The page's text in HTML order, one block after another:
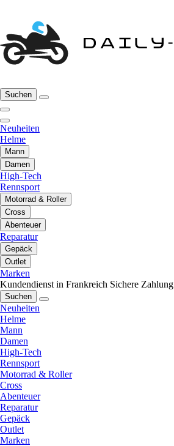
Suchen
Neuheiten
Helme
Mann
Damen
High-Tech
Rennsport
Motorrad & Roller
Cross
Abenteuer
Reparatur
Gepäck
Outlet
Marken
Kundendienst in Frankreich Sichere Zahlung
Suchen
Neuheiten
Helme
Mann
Damen
High-Tech
Rennsport
Motorrad & Roller
Cross
Abenteuer
Reparatur
Gepäck
Outlet
Marken